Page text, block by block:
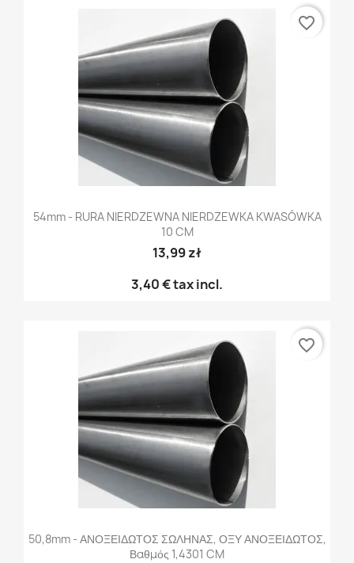
54mm - RURA NIERDZEWNA NIERDZEWKA KWASÓWKA
10 CM
13,99 zł
3,40 €tax incl.
favorite_border
50,8mm - ΑΝΟΞΕΙΔΩΤΟΣ ΣΩΛΗΝΑΣ, ΟΞΥ ΑΝΟΞΕΙΔΩΤΟΣ,
Βαθμός 1,4301 CM
favorite_border